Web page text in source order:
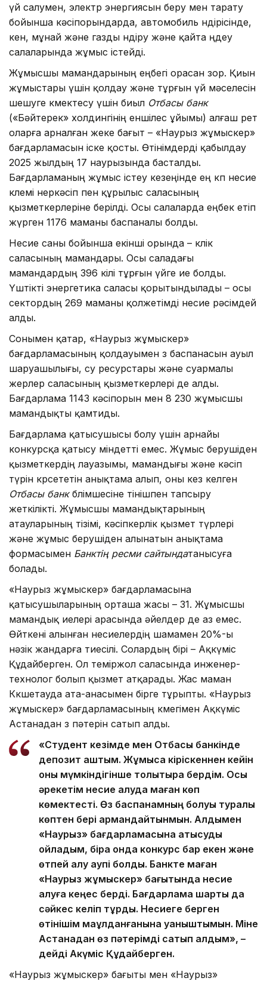
үй салумен, электр энергиясын беру мен тарату
бойынша кәсіпорындарда, автомобиль өндірісінде,
кен, мұнай және газды өндіру және қайта өңдеу
салаларында жұмыс істейді.
Жұмысшы мамандарының еңбегі орасан зор. Қиын
жұмыстары үшін қолдау және тұрғын үй мәселесін
шешуге көмектесу үшін биыл Отбасы банк
(«Бәйтерек» холдингінің еншілес ұйымы) алғаш рет
оларға арналған жеке бағыт – «Наурыз жұмыскер»
бағдарламасын іске қосты. Өтінімдерді қабылдау
2025 жылдың 17 наурызында басталды.
Бағдарламаның жұмыс істеу кезеңінде ең көп несие
көлемі өнеркәсіп пен құрылыс саласының
қызметкерлеріне берілді. Осы салаларда еңбек етіп
жүрген 1176 маманы баспаналы болды.
Несие саны бойынша екінші орында – көлік
саласының мамандары. Осы саладағы
мамандардың 396 өкілі тұрғын үйге ие болды.
Үштікті энергетика саласы қорытындылады – осы
сектордың 269 маманы қолжетімді несие рәсімдей
алды.
Сонымен қатар, «Наурыз жұмыскер»
бағдарламасының қолдауымен өз баспанасын ауыл
шаруашылығы, су ресурстары және суармалы
жерлер саласының қызметкерлері де алды.
Бағдарлама 1143 кәсіпорын мен 8 230 жұмысшы
мамандықты қамтиды.
Бағдарлама қатысушысы болу үшін арнайы
конкурсқа қатысу міндетті емес. Жұмыс берушіден
қызметкердің лауазымы, мамандығы және кәсіп
түрін көрсететін анықтама алып, оны кез келген
Отбасы банкбөлімшесіне өтінішпен тапсыру
жеткілікті. Жұмысшы мамандықтарының
атауларының тізімі, кәсіпкерлік қызмет түрлері
және жұмыс берушіден алынатын анықтама
формасымен Банктің ресми сайтындатанысуға
болады.
«Наурыз жұмыскер» бағдарламасына
қатысушыларының орташа жасы – 31. Жұмысшы
мамандық иелері арасында әйелдер де аз емес.
Өйткені алынған несиелердің шамамен 20%-ы
нәзік жандарға тиесілі. Солардың бірі – Ақкүміс
Құдайберген. Ол теміржол саласында инженер-
технолог болып қызмет атқарады. Жас маман
Көкшетауда ата-анасымен бірге тұрыпты. «Наурыз
жұмыскер» бағдарламасының көмегімен Ақкүміс
Астанадан өз пәтерін сатып алды.
«Студент кезімде мен Отбасы банкінде
депозит аштым. Жұмысқа кіріскеннен кейін
оны мүмкіндігінше толықтыра бердім. Осы
әрекетім несие алуда маған көп
көмектесті. Өз баспанамның болуы туралы
көптен бері армандайтынмын. Алдымен
«Наурыз» бағдарламасына қатысуды
ойладым, бірақ онда конкурс бар екен және
өтпей қалу қаупі болды. Банкте маған
«Наурыз жұмыскер» бағытында несие
алуға кеңес берді. Бағдарлама шарты да
сәйкес келіп тұрды. Несиеге берген
өтінішім мақұлданғанына қуаныштымын. Міне
Астанадан өз пәтерімді сатып алдым», –
дейді Ақкүміс Құдайберген.
«Наурыз жұмыскер» бағыты мен «Наурыз»